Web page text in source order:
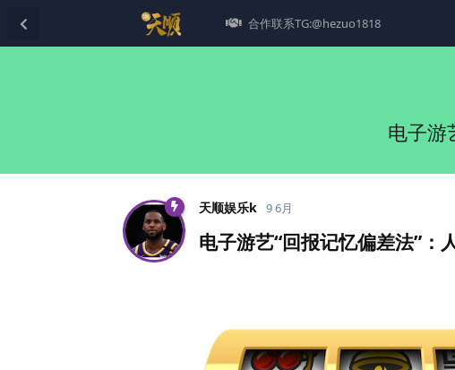
合作联系TG:@hezuo1818
电子游
天顺娱乐k 9 6月
电子游艺“回报记忆偏差法”：